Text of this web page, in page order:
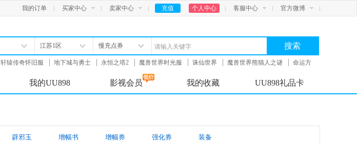
我的订单 买家中心 卖家中心 充值 个人中心 客服中心 官方微博
江苏1区 慢充点券 搜索
轩辕传奇怀旧服 地下城与勇士 永恒之塔2 魔兽世界时光服 诛仙世界 魔兽世界熊猫人之谜
命运方
我的UU898 影视会员 我的收藏 UU898礼品卡
辟邪玉 增幅书 增幅券 强化券 装备